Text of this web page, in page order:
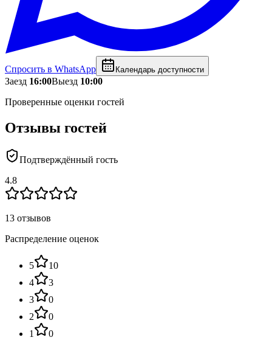
Спросить в WhatsApp Календарь доступности
Заезд 16:00Выезд 10:00
Проверенные оценки гостей
Отзывы гостей
Подтверждённый гость
4.8
13 отзывов
Распределение оценок
5
10
4
3
3
0
2
0
1
0